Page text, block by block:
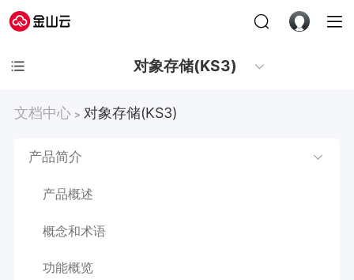
对象存储(KS3)
文档中心 > 对象存储(KS3)
产品简介
产品概述
概念和术语
功能概览